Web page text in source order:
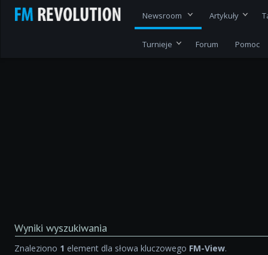
Newsroom Artykuły
Turnieje Forum Pomoc
Wyniki wyszukiwania
Znaleziono 1 element dla słowa kluczowego FM-View.